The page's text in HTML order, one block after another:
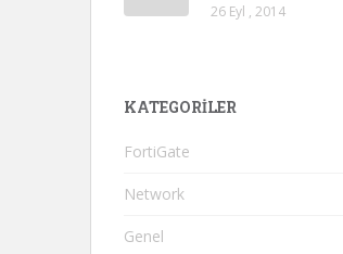
26 Eyl , 2014
KATEGORILER
FortiGate
Network
Genel